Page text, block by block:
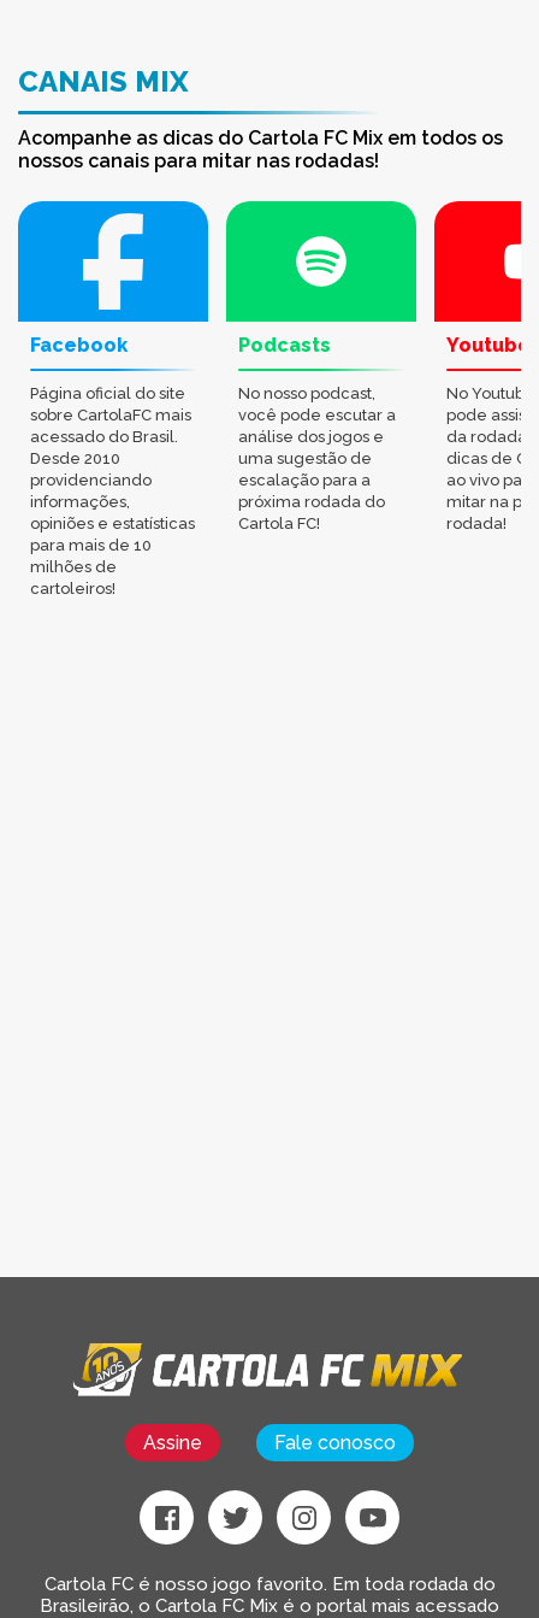
CANAIS MIX
Acompanhe as dicas do Cartola FC Mix em todos os
nossos canais para mitar nas rodadas!
Facebook
Página oficial do site
sobre CartolaFC mais
acessado do Brasil.
Desde 2010
providenciando
informações,
opiniões e estatísticas
para mais de 10
milhões de
cartoleiros!
Podcasts
No nosso podcast,
você pode escutar a
análise dos jogos e
uma sugestão de
escalação para a
próxima rodada do
Cartola FC!
Youtube
No
pode
da rodada,
dicas de
ao vivo
mitar na
rodada!
Assine Fale conosco
Cartola FC é nosso jogo favorito. Em toda rodada do
Brasileirão, o Cartola FC Mix é o portal mais acessado